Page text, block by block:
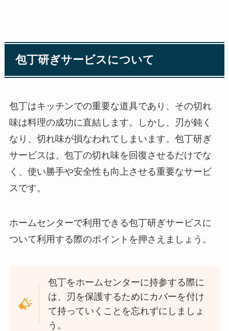
包丁研ぎサービスについて
包丁はキッチンでの重要な道具であり、その切れ
味は料理の成功に直結します。しかし、刃が鈍く
なり、切れ味が損なわれてしまいます。包丁研ぎ
サービスは、包丁の切れ味を回復させるだけでな
く、使い勝手や安全性も向上させる重要なサービ
スです。
ホームセンターで利用できる包丁研ぎサービスに
ついて利用する際のポイントを押さえましょう。
包丁をホームセンターに持参する際に
は、刃を保護するためにカバーを付け
て持っていくことを忘れずにしましょ
う。